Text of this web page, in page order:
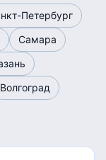
Петербург
Самара
Волгоград